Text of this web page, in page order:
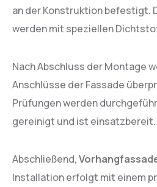
an der Konstruktion befestigt.
werden mit speziellen
Nach Abschluss der Montage
Anschlüsse der Fassade
Prüfungen werden
gereinigt und ist einsatzbereit.
Abschließend,
Installation erfolgt mit einem